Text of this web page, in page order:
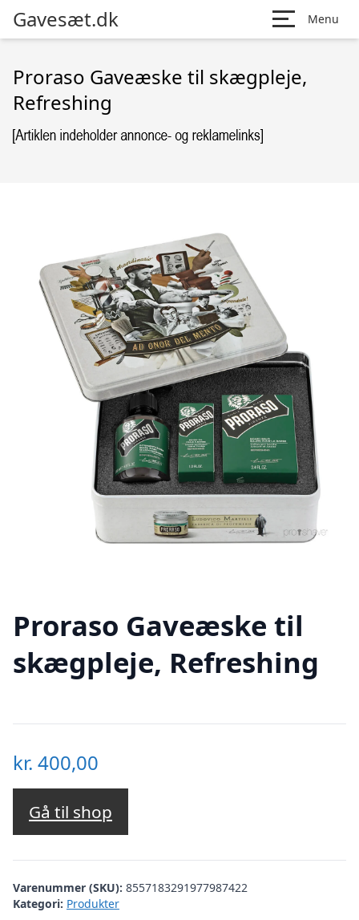
Gavesæt.dk Menu
Proraso Gaveæske til skægpleje,
Refreshing
Proraso Gaveæske til
skægpleje, Refreshing
kr. 400,00
Gå til shop
Varenummer (SKU): 8557183291977987422
Kategori: Produkter